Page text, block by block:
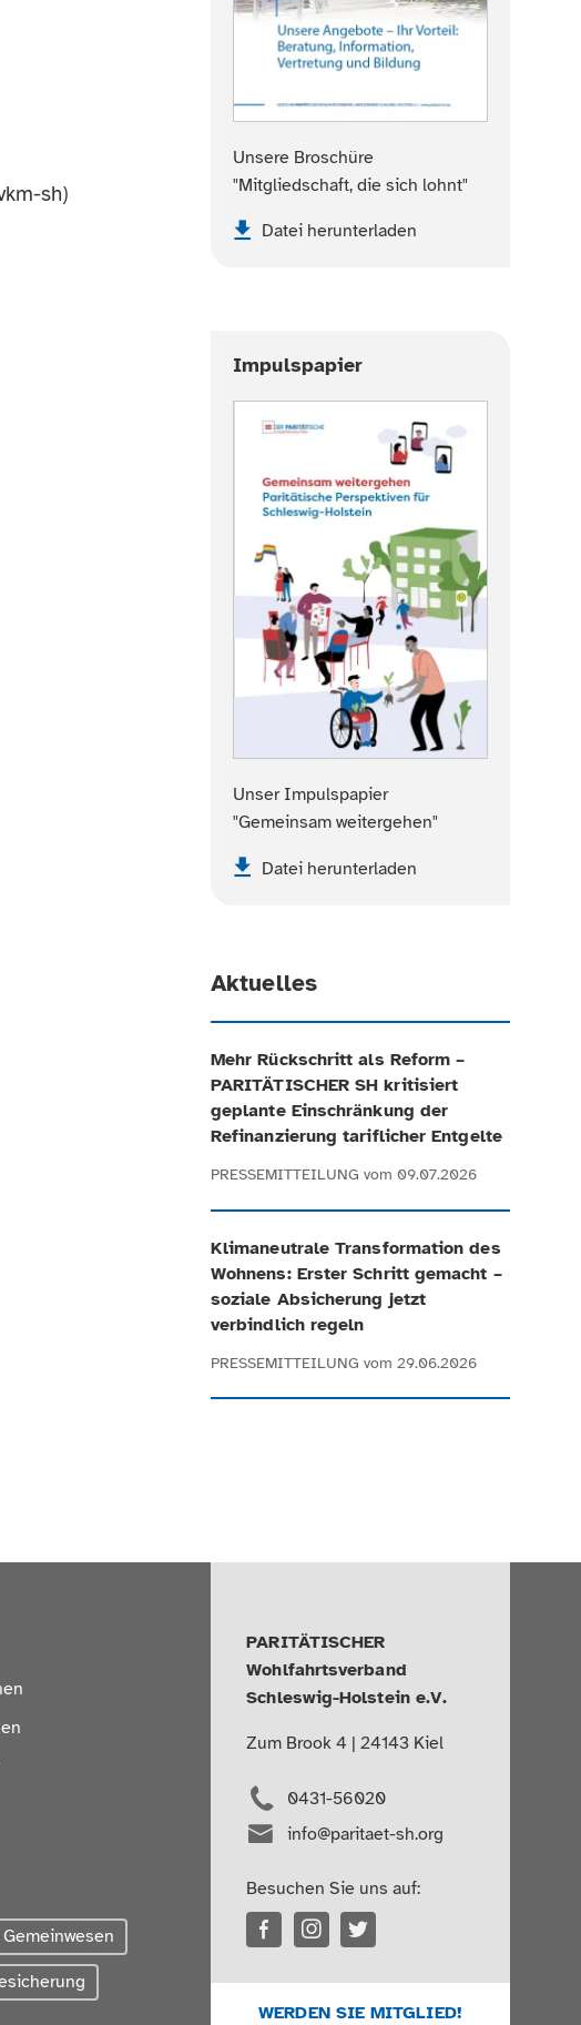
sh)
Unsere Broschüre
"Mitgliedschaft, die sich lohnt"
Datei herunterladen
Impulspapier
Unser Impulspapier
"Gemeinsam weitergehen"
Datei herunterladen
Aktuelles
Mehr Rückschritt als Reform –
PARITÄTISCHER SH kritisiert
geplante Einschränkung der
Refinanzierung tariflicher Entgelte
PRESSEMITTEILUNG vom 09.07.2026
Klimaneutrale Transformation des
Wohnens: Erster Schritt gemacht –
soziale Absicherung jetzt
verbindlich regeln
PRESSEMITTEILUNG vom 29.06.2026
PARITÄTISCHER
Wohlfahrtsverband
Schleswig-Holstein e.V.
Zum Brook 4 | 24143 Kiel
0431-56020
info@paritaet-sh.org
Besuchen Sie uns auf:
WERDEN SIE MITGLIED!